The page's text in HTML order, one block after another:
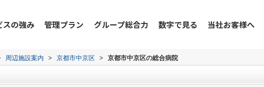
スの強み 管理プラン グループ総合力 数字で見る 当社お客様へ
周辺施設案内 > 京都市中京区 > 京都市中京区の総合病院